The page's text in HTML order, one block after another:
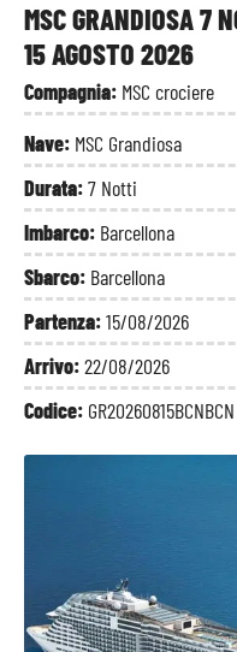
MSC GRANDIOSA 7
15 AGOSTO 2026
Compagnia: MSC crociere
Nave: MSC Grandiosa
Durata:7 Notti
Imbarco: Barcellona
Sbarco: Barcellona
Partenza:15/08/2026
Arrivo:22/08/2026
Codice: GR20260815BCNBCN